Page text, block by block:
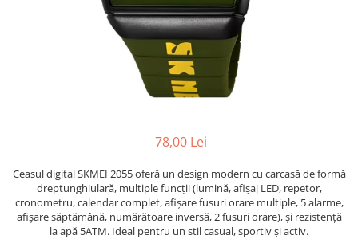
78,00 Lei
Ceasul digital SKMEI 2055 oferă un design modern cu carcasă de formă
dreptunghiulară, multiple funcții (lumină, afișaj LED, repetor,
cronometru, calendar complet, afișare fusuri orare multiple, 5 alarme,
afișare săptămână, numărătoare inversă, 2 fusuri orare), și rezistență
la apă 5ATM. Ideal pentru un stil casual, sportiv și activ.